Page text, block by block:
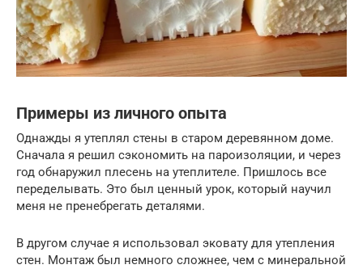
Примеры из личного опыта
Однажды я утеплял стены в старом деревянном доме.
Сначала я решил сэкономить на пароизоляции, и через
год обнаружил плесень на утеплителе. Пришлось все
переделывать. Это был ценный урок, который научил
меня не пренебрегать деталями.
В другом случае я использовал эковату для утепления
стен. Монтаж был немного сложнее, чем с минеральной